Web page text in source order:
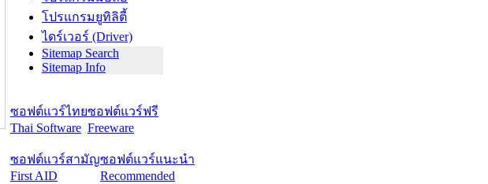
โปรแกรมยูทิลิตี้
ไดร์เวอร์ (Driver)
Sitemap Search
Sitemap Info
ซอฟต์แวร์ไทย
Thai Software
ซอฟต์แวร์ฟรี
Freeware
ซอฟต์แวร์สามัญ
First AID
ซอฟต์แวร์แนะนำ
Recommended